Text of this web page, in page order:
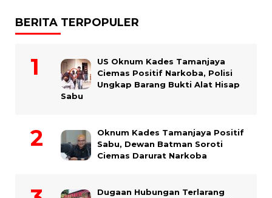
BERITA TERPOPULER
US Oknum Kades Tamanjaya
Ciemas Positif Narkoba, Polisi
Ungkap Barang Bukti Alat Hisap
Sabu
Oknum Kades Tamanjaya Positif
Sabu, Dewan Batman Soroti
Ciemas Darurat Narkoba
Dugaan Hubungan Terlarang